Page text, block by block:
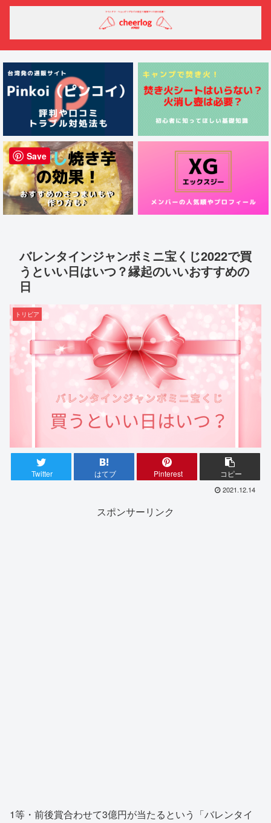
バレンタインジャンボミニ宝くじ2022で買
うといい日はいつ？縁起のいいおすすめの
日
トリビア
Twitter はてブ Pinterest コピー
2021.12.14
スポンサーリンク
1等・前後賞合わせて3億円が当たるという「バレンタイ
Save